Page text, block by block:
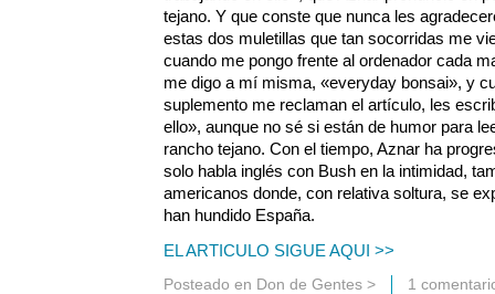
tejano. Y que conste que nunca les
estas dos muletillas que tan socorridas me
cuando me pongo frente al ordenador cada
me digo a mí misma, «everyday bonsai», y
suplemento me reclaman el artículo, les
ello», aunque no sé si están de humor para
rancho tejano. Con el tiempo, Aznar ha
solo habla inglés con Bush en la intimidad,
americanos donde, con relativa soltura, se
han hundido España.
EL ARTICULO SIGUE AQUI >>
Posteado en Don de Gentes > 1